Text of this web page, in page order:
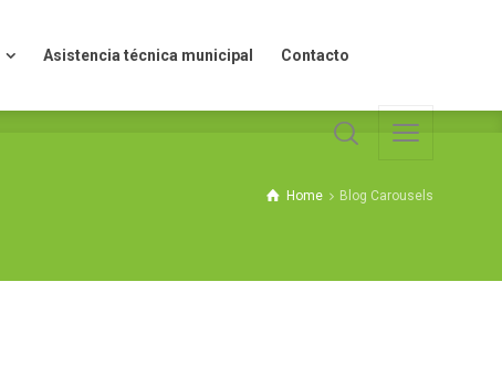
Asistencia técnica municipal Contacto
Home Blog Carousels